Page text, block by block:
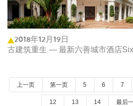
2018年12月19日
古建筑重生 — 最新六善城市酒店Six
上一页 第一页 5 6 7
12 13 14 最后